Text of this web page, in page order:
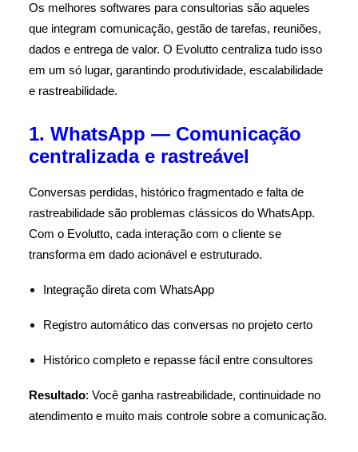
Os melhores softwares para consultorias são aqueles
que integram comunicação, gestão de tarefas, reuniões,
dados e entrega de valor. O Evolutto centraliza tudo isso
em um só lugar, garantindo produtividade, escalabilidade
e rastreabilidade.
1. WhatsApp — Comunicação
centralizada e rastreável
Conversas perdidas, histórico fragmentado e falta de
rastreabilidade são problemas clássicos do WhatsApp.
Com o Evolutto, cada interação com o cliente se
transforma em dado acionável e estruturado.
Integração direta com WhatsApp
Registro automático das conversas no projeto certo
Histórico completo e repasse fácil entre consultores
Resultado: Você ganha rastreabilidade, continuidade no
atendimento e muito mais controle sobre a comunicação.